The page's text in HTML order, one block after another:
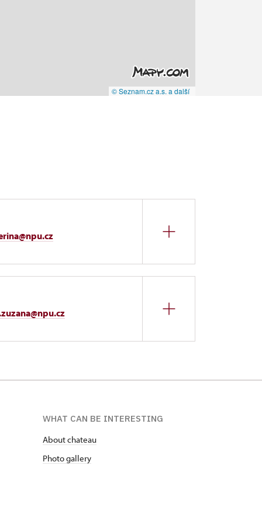
© Seznam.cz a.s. a další
WHAT CAN BE INTERESTING
About chateau
Photo gallery